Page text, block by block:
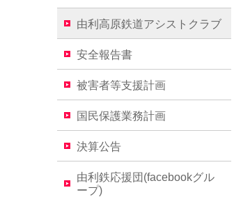
由利高原鉄道アシストクラブ
安全報告書
被害者等支援計画
国民保護業務計画
決算公告
由利鉄応援団(facebookグル
ープ)